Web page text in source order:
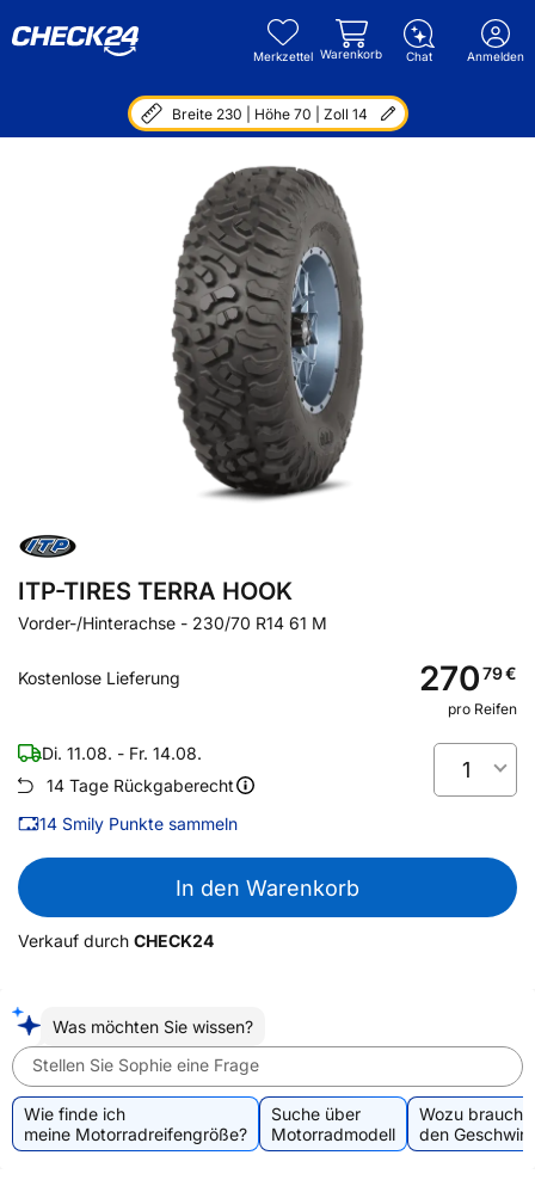
Merkzettel Warenkorb Chat Anmelden
Breite 230 | Höhe 70 | Zoll 14
ITP-TIRES TERRA HOOK
Vorder-/Hinterachse - 230/70 R14 61 M
Kostenlose Lieferung 27079€
pro Reifen
Di. 11.08. - Fr. 14.08.
14 Tage Rückgaberecht
14 Smily Punkte sammeln
1
In den Warenkorb
Verkauf durch CHECK24
Was möchten Sie wissen?
Stellen Sie Sophie eine Frage
Wie finde ich
meine Motorradreifengröße?
Suche über
Motorradmodell
Wozu
den